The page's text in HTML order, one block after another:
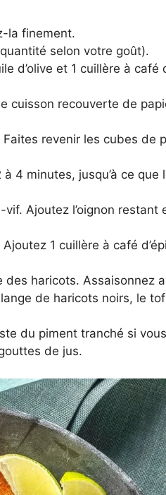
la finement.
selon votre goût).
d’olive et 1 cuillère à café
cuisson recouverte de
revenir les cubes de
4 minutes, jusqu’à ce
Ajoutez l’oignon
1 cuillère à café
haricots. Assaisonnez
de haricots noirs, le
du piment tranché si
de jus.